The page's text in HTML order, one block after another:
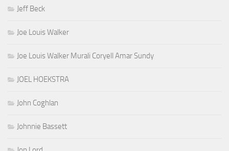
Jeff Beck
Joe Louis Walker
Joe Louis Walker Murali Coryell Amar Sundy
JOEL HOEKSTRA
John Coghlan
Johnnie Bassett